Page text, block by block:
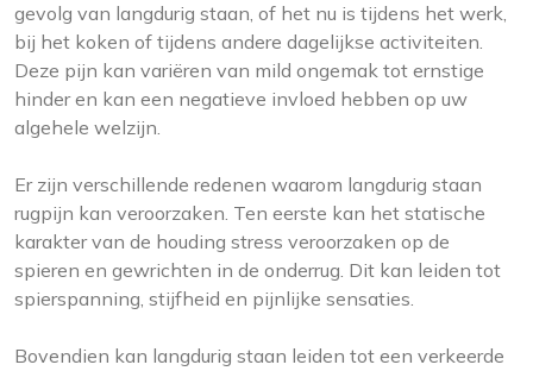
gevolg van langdurig staan, of het nu is tijdens het werk,
bij het koken of tijdens andere dagelijkse activiteiten.
Deze pijn kan variëren van mild ongemak tot ernstige
hinder en kan een negatieve invloed hebben op uw
algehele welzijn.
Er zijn verschillende redenen waarom langdurig staan
rugpijn kan veroorzaken. Ten eerste kan het statische
karakter van de houding stress veroorzaken op de
spieren en gewrichten in de onderrug. Dit kan leiden tot
spierspanning, stijfheid en pijnlijke sensaties.
Bovendien kan langdurig staan leiden tot een verkeerde